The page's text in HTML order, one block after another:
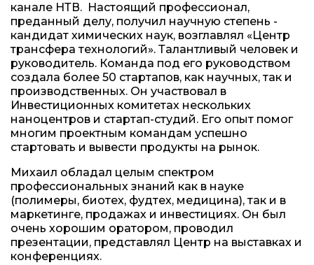
канале НТВ. Настоящий профессионал,
преданный делу, получил научную степень -
кандидат химических наук, возглавлял «Центр
трансфера технологий». Талантливый человек и
руководитель. Команда под его руководством
создала более 50 стартапов, как научных, так и
производственных. Он участвовал в
Инвестиционных комитетах нескольких
наноцентров и стартап-студий. Его опыт помог
многим проектным командам успешно
стартовать и вывести продукты на рынок.
Михаил обладал целым спектром
профессиональных знаний как в науке
(полимеры, биотех, фудтех, медицина), так и в
маркетинге, продажах и инвестициях. Он был
очень хорошим оратором, проводил
презентации, представлял Центр на выставках и
конференциях.